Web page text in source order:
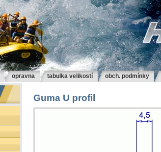
opravna tabulka velikostí obch. podmínky
Guma U profil